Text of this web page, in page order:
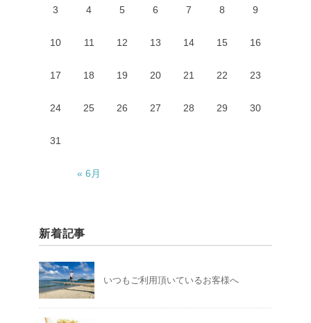
« 6月
3 4 5 6 7 8 9
10 11 12 13 14 15 16
17 18 19 20 21 22 23
24 25 26 27 28 29 30
31
新着記事
いつもご利用頂いているお客様へ